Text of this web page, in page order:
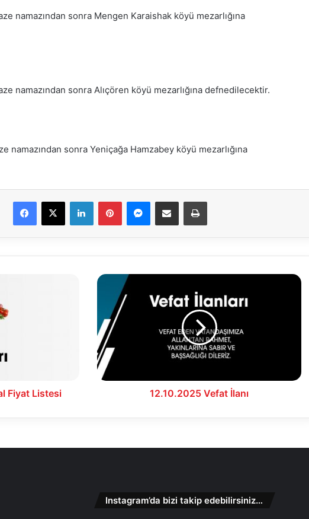
namazından sonra Mengen Karaishak köyü mezarlığına
namazından sonra Alıçören köyü mezarlığına defnedilecektir.
namazından sonra Yeniçağa Hamzabey köyü mezarlığına
Facebook
X LinkedInPinterestMessenger
E-Mail ile paylaş Yazdır
Fiyat Listesi
12.10.2025
12.10.2025 Vefat İlanı
Instagram’da bizi takip edebilirsiniz…